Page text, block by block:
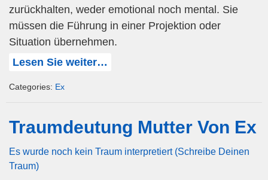
zurückhalten, weder emotional noch mental. Sie
müssen die Führung in einer Projektion oder
Situation übernehmen.
Lesen Sie weiter…
Categories: Ex
Traumdeutung Mutter Von Ex
Es wurde noch kein Traum interpretiert (Schreibe Deinen
Traum)